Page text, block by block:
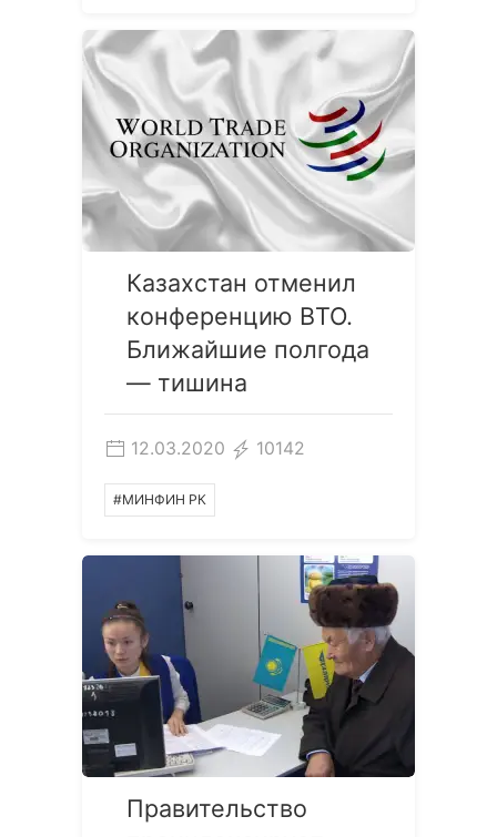
Казахстан отменил
конференцию ВТО.
Ближайшие полгода
— тишина
12.03.2020 10142
#МИНФИН РК
Правительство